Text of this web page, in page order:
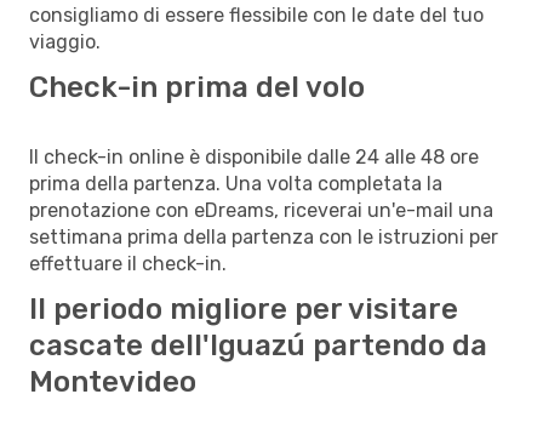
consigliamo di essere flessibile con le date del tuo
viaggio.
Check-in prima del volo
Il check-in online è disponibile dalle 24 alle 48 ore
prima della partenza. Una volta completata la
prenotazione con eDreams, riceverai un'e-mail una
settimana prima della partenza con le istruzioni per
effettuare il check-in.
Il periodo migliore per visitare
cascate dell'Iguazú partendo da
Montevideo